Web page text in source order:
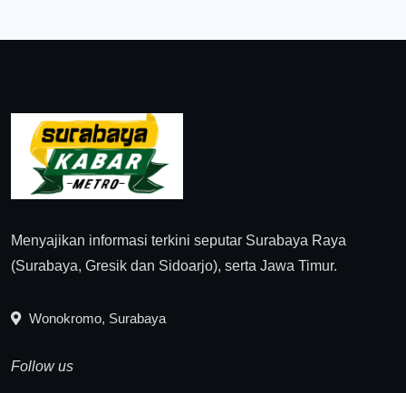
Menyajikan informasi terkini seputar Surabaya Raya
(Surabaya, Gresik dan Sidoarjo), serta Jawa Timur.
Wonokromo, Surabaya
Follow us